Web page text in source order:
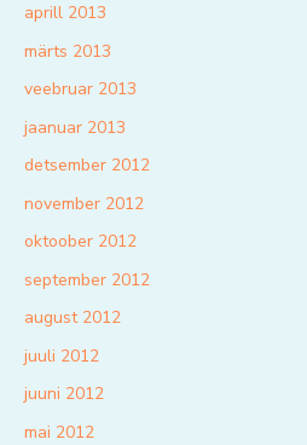
aprill 2013
märts 2013
veebruar 2013
jaanuar 2013
detsember 2012
november 2012
oktoober 2012
september 2012
august 2012
juuli 2012
juuni 2012
mai 2012